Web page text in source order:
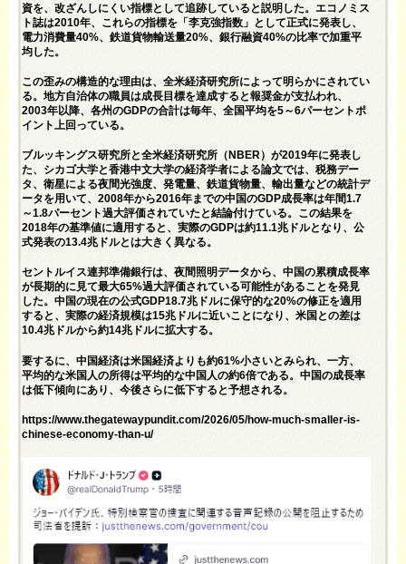
資を、改ざんしにくい指標として追跡していると説明した。エコノミス
ト誌は2010年、これらの指標を「李克強指数」として正式に発表し、
電力消費量40%、鉄道貨物輸送量20%、銀行融資40%の比率で加重平
均した。
この歪みの構造的な理由は、全米経済研究所によって明らかにされてい
る。地方自治体の職員は成長目標を達成すると報奨金が支払われ、
2003年以降、各州のGDPの合計は毎年、全国平均を5～6パーセントポ
イント上回っている。
ブルッキングス研究所と全米経済研究所 （NBER）が2019年に発表し
た、 シカゴ大学と香港中文大学の経済学者による論文では、税務デー
タ、衛星による夜間光強度、発電量、鉄道貨物量、輸出量などの統計デ
ータを用いて、2008年から2016年までの中国のGDP成長率は年間1.7
～1.8パーセント過大評価されていた と結論付けている。この結果を
2018年の基準値に適用すると、実際のGDPは約11.1兆ドルとなり、公
式発表の13.4兆ドルとは大きく異なる。
セントルイス連邦準備銀行は、夜間照明データから、中国の累積成長率
が長期的に見て最大65%過大評価されている可能性があることを発見
した。中国の現在の公式GDP18.7兆ドルに保守的な20%の修正を適用
すると、実際の経済規模は15兆ドルに近いことになり、米国との差は
10.4兆ドルから約14兆ドルに拡大する。
要するに、中国経済は米国経済よりも約61%小さいとみられ、一方、
平均的な米国人の所得は平均的な中国人の約6倍である。中国の成長率
は低下傾向にあり、今後さらに低下すると予想される。
https://www.thegatewaypundit.com/2026/05/how-much-smaller-is-
chinese-economy-than-u/